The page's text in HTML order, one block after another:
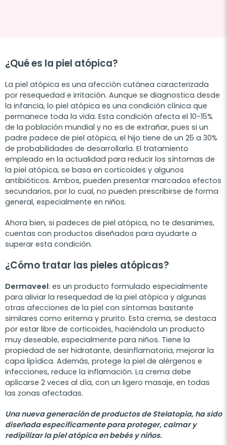
¿Qué es la piel atópica?
La piel atópica es una afección cutánea caracterizada
por resequedad e irritación. Aunque se diagnostica desde
la infancia, lo piel atópica es una condición clínica que
permanece toda la vida. Esta condición afecta el 10-15%
de la población mundial y no es de extrañar, pues si un
padre padece de piel atópica, el hijo tiene de un 25 a 30%
de probabilidades de desarrollarla. El tratamiento
empleado en la actualidad para reducir los síntomas de
la piel atópica, se basa en corticoides y algunos
antibióticos. Ambos, pueden presentar marcados efectos
secundarios, por lo cual, no pueden prescribirse de forma
general, especialmente en niños.
Ahora bien, si padeces de piel atópica, no te desanimes,
cuentas con productos diseñados para ayudarte a
superar esta condición.
¿Cómo tratar las pieles atópicas?
Dermaveel: es un producto formulado especialmente
para aliviar la resequedad de la piel atópica y algunas
otras afecciones de la piel con síntomas bastante
similares como eritema y prurito. Esta crema, se destaca
por estar libre de corticoides, haciéndola un producto
muy deseable, especialmente para niños. Tiene la
propiedad de ser hidratante, desinflamatoria, mejorar la
capa lipídica. Además, protege la piel de alérgenos e
infecciones, reduce la inflamación. La crema debe
aplicarse 2 veces al día, con un ligero masaje, en todas
las zonas afectadas.
Una nueva generación de productos de Stelatopia, ha sido
diseñada específicamente para proteger, calmar y
redipilizar la piel atópica en bebés y niños.